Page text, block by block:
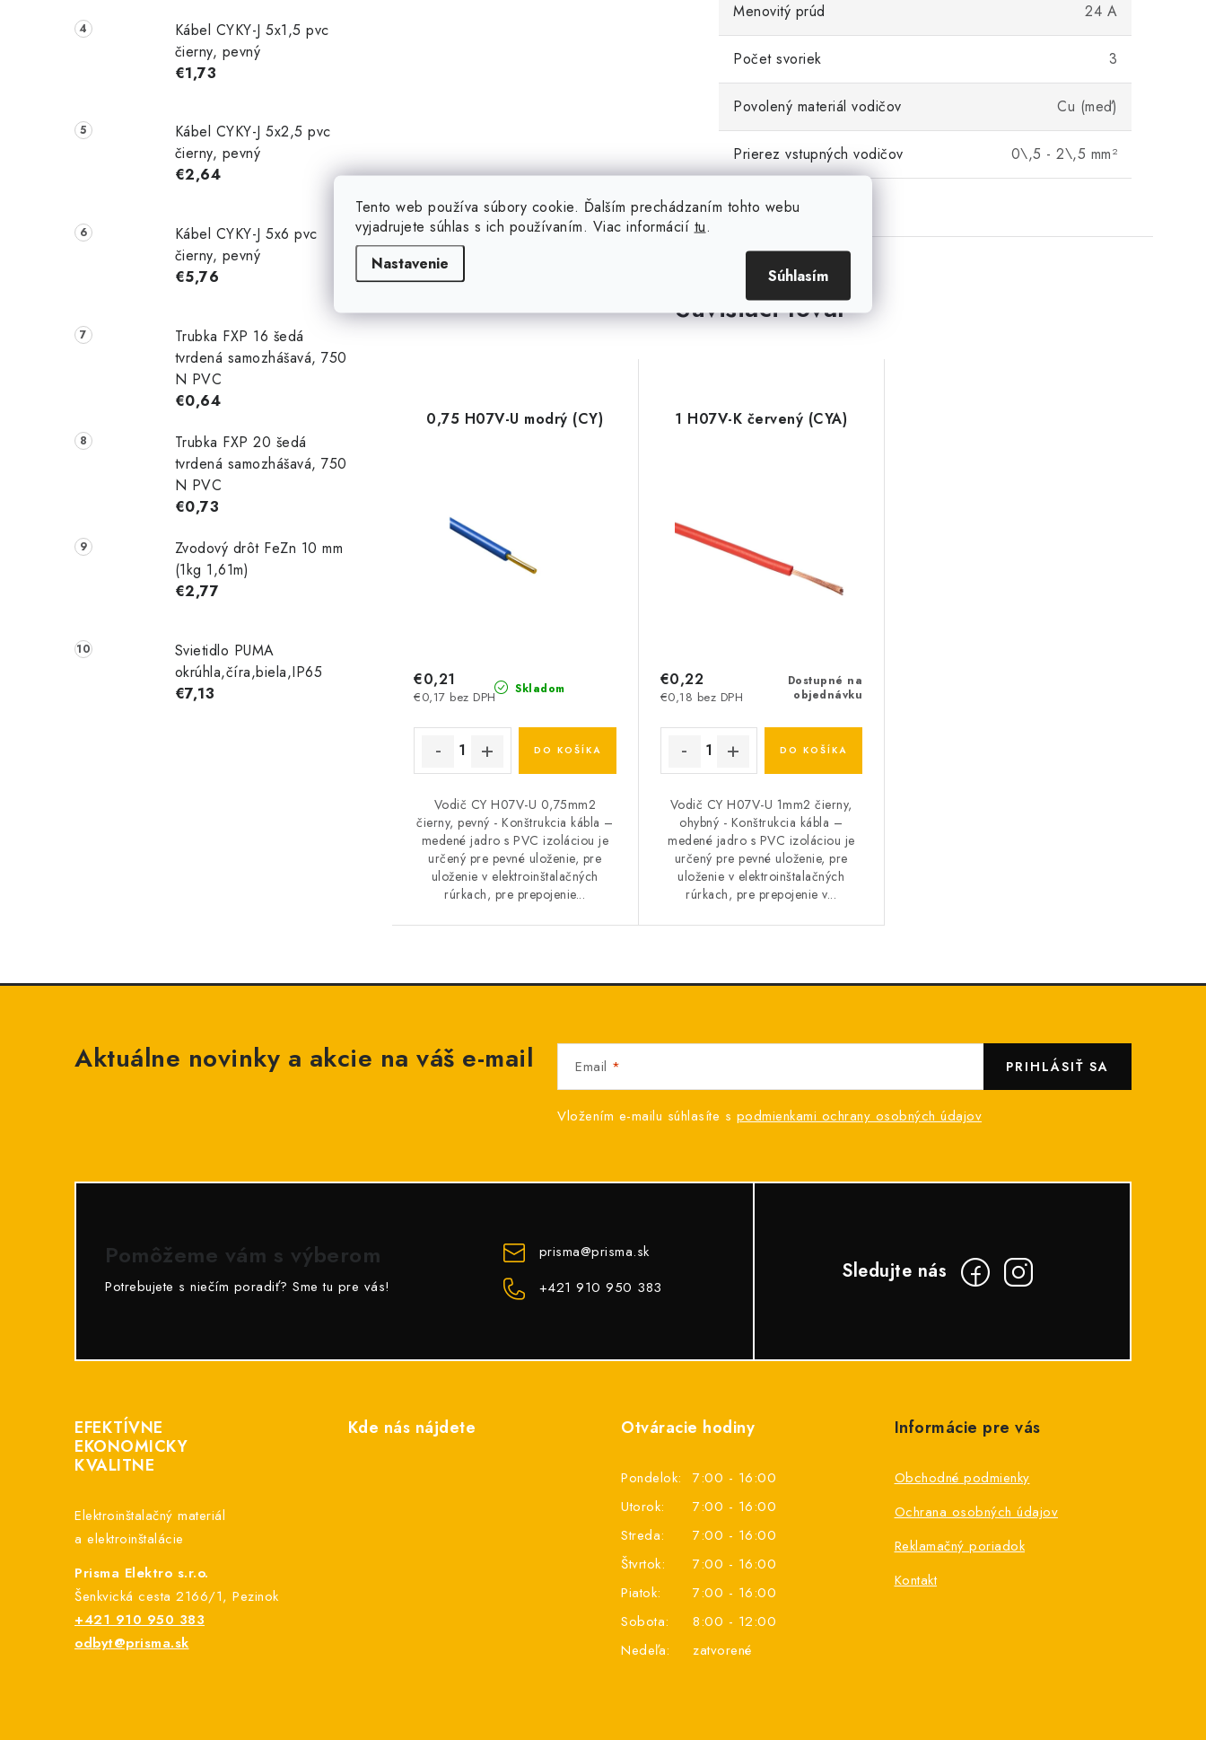
Tento web používa súbory cookie. Ďalším prechádzaním tohto webu
vyjadrujete súhlas s ich používaním. Viac informácií tu.
Nastavenie
Súhlasím
Kábel CYKY-J 5x1,5 pvc
čierny, pevný
€1,73
Kábel CYKY-J 5x2,5 pvc
čierny, pevný
€2,64
Kábel CYKY-J 5x6 pvc
čierny, pevný
€5,76
Trubka FXP 16 šedá
tvrdená samozhášavá, 750
N PVC
€0,64
Trubka FXP 20 šedá
tvrdená samozhášavá, 750
N PVC
€0,73
Zvodový drôt FeZn 10 mm
(1kg 1,61m)
€2,77
Svietidlo PUMA
okrúhla,číra,biela,IP65
€7,13
Menovitý prúd 24 A
Počet svoriek 3
Povolený materiál vodičov Cu (meď)
Prierez vstupných vodičov 0\,5 - 2\,5 mm²
Súvisiaci tovar
0,75 H07V-U modrý (CY)
Skladom
€0,17 bez DPH
€0,21
DO KOŠÍKA
Vodič CY H07V-U 0,75mm2
čierny, pevný - Konštrukcia kábla –
medené jadro s PVC izoláciou je
určený pre pevné uloženie, pre
uloženie v elektroinštalačných
rúrkach, pre prepojenie...
1 H07V-K červený (CYA)
Dostupné na
objednávku
€0,18 bez DPH
€0,22
DO KOŠÍKA
Vodič CY H07V-U 1mm2 čierny,
ohybný - Konštrukcia kábla –
medené jadro s PVC izoláciou je
určený pre pevné uloženie, pre
uloženie v elektroinštalačných
rúrkach, pre prepojenie v...
Aktuálne novinky a akcie na váš e-mail Email
Vložením e-mailu súhlasíte s podmienkami ochrany osobných údajov
PRIHLÁSIŤ SA
Pomôžeme vám s výberom
Potrebujete s niečím poradiť? Sme tu pre vás!
prisma@prisma.sk
+421 910 950 383
EFEKTÍVNE
EKONOMICKY
KVALITNE
Elektroinštalačný materiál
a elektroinštalácie
Prisma Elektro s.r.o.
Šenkvická cesta 2166/1, Pezinok
+421 910 950 383
odbyt@prisma.sk
Kde nás nájdete Otváracie hodiny
Pondelok:
7:00 - 16:00
Utorok:
7:00 - 16:00
Streda:
7:00 - 16:00
Štvrtok:
7:00 - 16:00
Piatok:
7:00 - 16:00
Sobota:
8:00 - 12:00
Nedeľa:
zatvorené
Informácie pre vás
Obchodné podmienky
Ochrana osobných údajov
Reklamačný poriadok
Kontakt